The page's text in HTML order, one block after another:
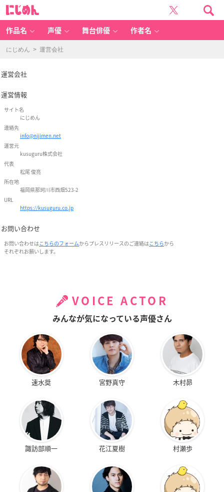
-
け
サ
イ
じ
め
作品名 声優 舞台俳優 作者名
にじめん > 運営会社
運営会社
運営情報
サイト名
にじめん
連絡先
info@nijimen.net
運営元
kusuguru株式会社
代表
松尾 俊亮
所在地
福岡県那珂川市西畑523-2
URL
https://kusuguru.co.jp
お問い合わせ
お問い合わせはこちらのフォームからプレスリリースのご連絡はこちらから
それぞれお願いします。
VOICE ACTOR
みんなが気になっている声優さん
速水奨 宮野真守 木村昴
諏訪部順一 花江夏樹 村瀬歩